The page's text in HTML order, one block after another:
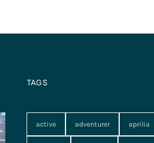
TAGS
active adventurer aprilia